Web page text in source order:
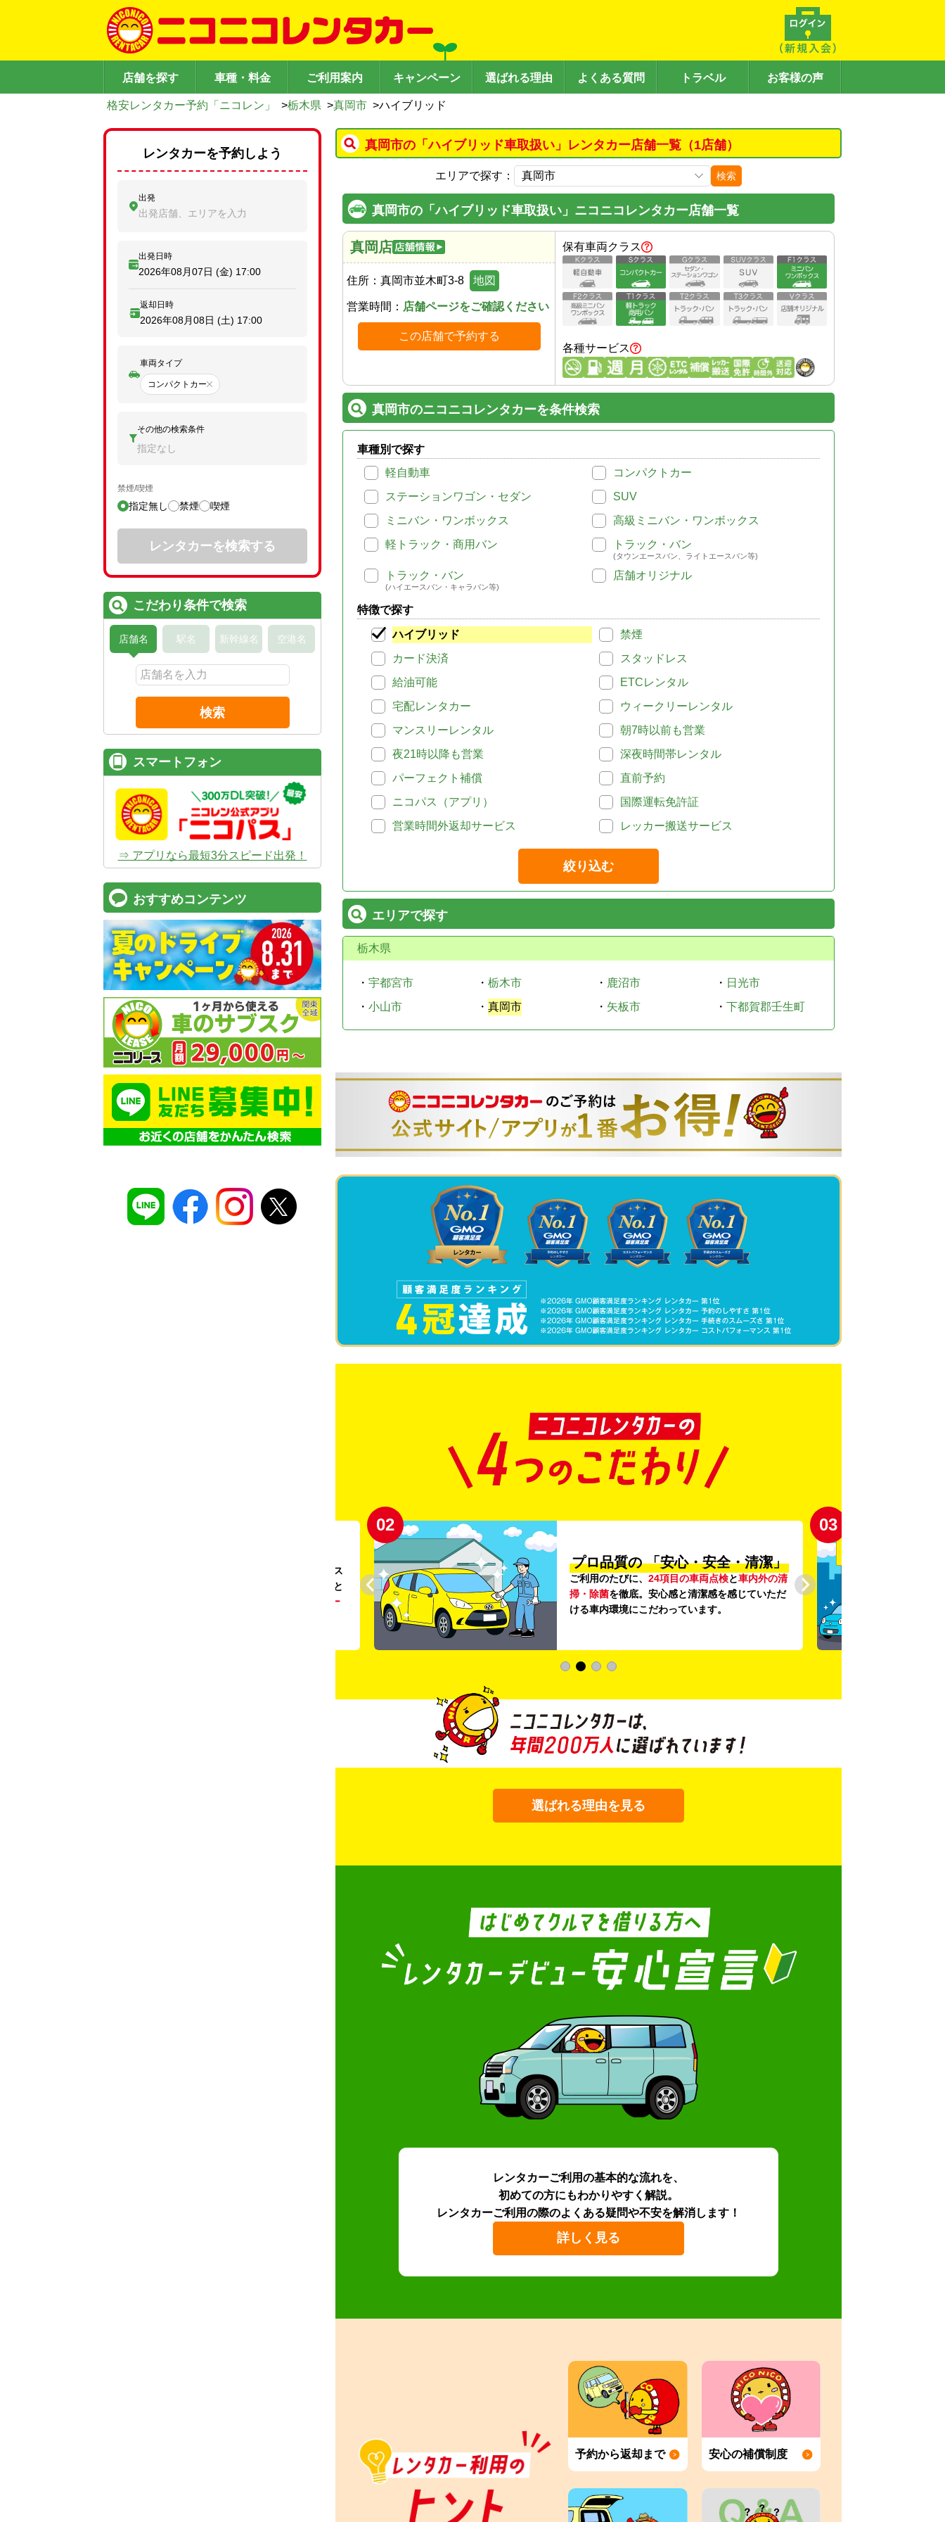
店舗を探す 車種・料金 ご利用案内 キャンペーン 選ばれる理由 よくある質問 トラベル お客様の声
格安レンタカー予約「ニコレン」 >栃木県 >真岡市 >ハイブリッド
真岡市の「ハイブリッド車取扱い」レンタカー店舗一覧（1店舗）
エリアで探す： 検索
真岡市の「ハイブリッド車取扱い」ニコニコレンタカー店舗一覧
真岡店
住所： 真岡市並木町3-8 地図
営業時間： 店舗ページをご確認ください
この店舗で予約する
保有車両クラス
各種サービス
真岡市のニコニコレンタカーを条件検索
車種別で探す
軽自動車
コンパクトカー
ステーションワゴン・セダン
SUV
ミニバン・ワンボックス
高級ミニバン・ワンボックス
軽トラック・商用バン
トラック・バン
(タウンエースバン、ライトエースバン等)
トラック・バン
(ハイエースバン・キャラバン等)
店舗オリジナル
特徴で探す
ハイブリッド
禁煙
カード決済
スタッドレス
給油可能
ETCレンタル
宅配レンタカー
ウィークリーレンタル
マンスリーレンタル
朝7時以前も営業
夜21時以降も営業
深夜時間帯レンタル
パーフェクト補償
直前予約
ニコパス（アプリ）
国際運転免許証
営業時間外返却サービス
レッカー搬送サービス
絞り込む
エリアで探す
栃木県
・ 宇都宮市 ・ 栃木市 ・ 鹿沼市 ・ 日光市
・ 小山市 ・ 真岡市 ・ 矢板市 ・ 下都賀郡壬生町
。ガソリンス
タンドや整備工場の既存インフラを活用すること
リー
02
プロ品質の 「安心・安全・清潔」
ご利用のたびに、 24項目の車両点検と車内外の清
掃・除菌を徹底。安心感と清潔感を感じていただ
ける車内環境にこだわっています。
03
選ばれる理由を見る
レンタカーご利用の基本的な流れを、
初めての方にもわかりやすく解説。
レンタカーご利用の際のよくある疑問や不安を解消します！
詳しく見る
予約から返却まで 安心の補償制度
レンタカーを予約しよう
出発
出発店舗、エリアを入力
出発日時
2026年08月07日 (金) 17:00
返却日時
2026年08月08日 (土) 17:00
車両タイプ
コンパクトカー
その他の検索条件
指定なし
禁煙/喫煙
指定無し 禁煙 喫煙
レンタカーを検索する
こだわり条件で検索
店舗名 駅名 新幹線名 空港名
検索
スマートフォン
⇒ アプリなら最短3分スピード出発！
おすすめコンテンツ